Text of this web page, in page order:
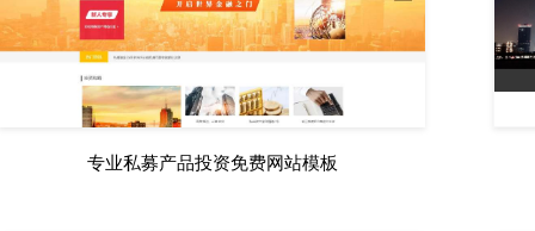
专业私募产品投资免费网站模板